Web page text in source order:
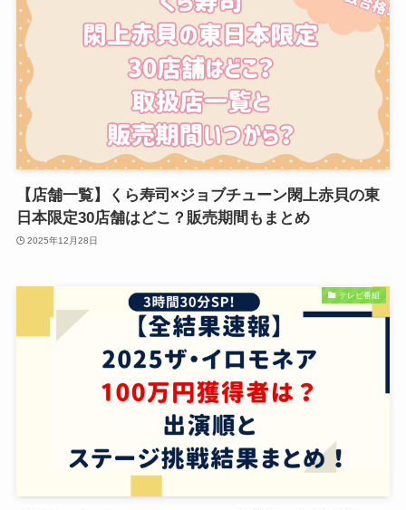
【店舗一覧】くら寿司×ジョブチューン閖上赤貝の東
日本限定30店舗はどこ？販売期間もまとめ
2025年12月28日
テレビ番組